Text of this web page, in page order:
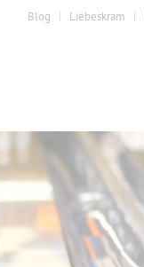
Blog Liebeskram